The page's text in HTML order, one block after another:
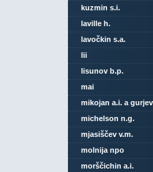
kuzmin s.i.
laville h.
lavočkin s.a.
lii
lisunov b.p.
mai
mikojan a.i. a
michelson n.g.
mjasiščev v.m.
molnija npo
morščichin a.i.